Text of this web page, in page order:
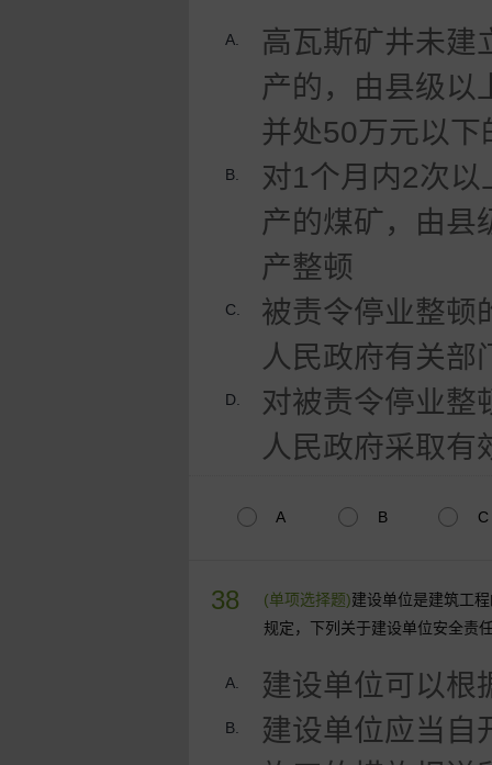
A.
高瓦斯矿井未建
产的，由县级以
并处50万元以下
B.
对1个月内2次
产的煤矿，由县
产整顿
C.
被责令停业整顿
人民政府有关部
D.
对被责令停业整
人民政府采取有
A B C
38 (单项选择题)建设单位是建筑工
规定，下列关于建设单位安全
A. 建设单位可以根
B.
建设单位应当自